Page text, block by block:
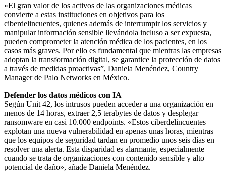
«El gran valor de los activos de las organizaciones médicas
convierte a estas instituciones en objetivos para los
ciberdelincuentes, quienes además de interrumpir los servicios y
manipular información sensible llevándola incluso a ser expuesta,
pueden comprometer la atención médica de los pacientes, en los
casos más graves. Por ello es fundamental que mientras las empresas
adoptan la transformación digital, se garantice la protección de datos
a través de medidas proactivas”, Daniela Menéndez, Country
Manager de Palo Networks en México.
Defender los datos médicos con IA
Según Unit 42, los intrusos pueden acceder a una organización en
menos de 14 horas, extraer 2,5 terabytes de datos y desplegar
ransomware en casi 10.000 endpoints. «Estos ciberdelincuentes
explotan una nueva vulnerabilidad en apenas unas horas, mientras
que los equipos de seguridad tardan en promedio unos seis días en
resolver una alerta. Esta disparidad es alarmante, especialmente
cuando se trata de organizaciones con contenido sensible y alto
potencial de daño», añade Daniela Menéndez.